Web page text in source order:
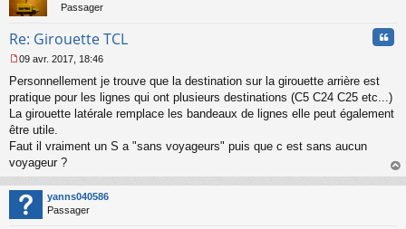
Passager
Re: Girouette TCL
e
s
s
g
e
n
o
n
l
u
09 avr. 2017, 18:46
Personnellement je trouve que la destination sur la girouette arrière est
pratique pour les lignes qui ont plusieurs destinations (C5 C24 C25 etc...)
La girouette latérale remplace les bandeaux de lignes elle peut également
être utile.
Faut il vraiment un S a "sans voyageurs" puis que c est sans aucun
voyageur ?
au
yanns040586
Passager